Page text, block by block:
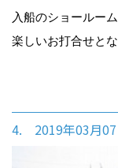
入船のショールー
楽しいお打合せと
4. 2019年03月07